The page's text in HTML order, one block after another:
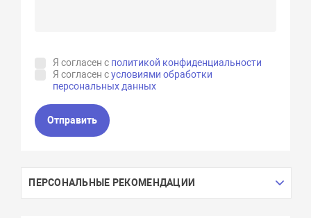
Я согласен с политикой конфиденциальности
Я согласен сусловиями обработки
персональных данных
Отправить
ПЕРСОНАЛЬНЫЕ РЕКОМЕНДАЦИИ